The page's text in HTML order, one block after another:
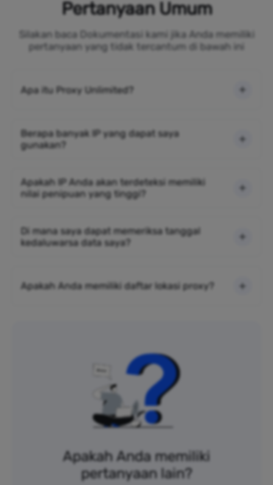
Pertanyaan Umum
Silakan baca Dokumentasi kami jika Anda memiliki
pertanyaan yang tidak tercantum di bawah ini
Apa itu Proxy Unlimited?
Berapa banyak IP yang dapat saya
gunakan?
Apakah IP Anda akan terdeteksi memiliki
nilai penipuan yang tinggi?
Di mana saya dapat memeriksa tanggal
kedaluwarsa data saya?
Apakah Anda memiliki daftar lokasi proxy?
Apakah Anda memiliki
pertanyaan lain?